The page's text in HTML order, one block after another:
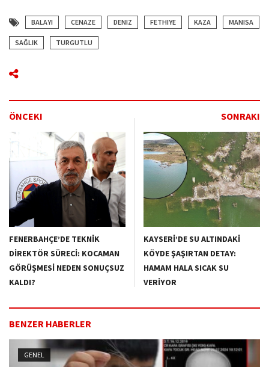
BALAYI CENAZE DENIZ FETHIYE KAZA MANISA
SAĞLIK TURGUTLU
ÖNCEKI SONRAKI
FENERBAHÇE’DE TEKNİK
DİREKTÖR SÜRECİ: KOCAMAN
GÖRÜŞMESİ NEDEN SONUÇSUZ
KALDI?
KAYSERİ’DE SU ALTINDAKİ
KÖYDE ŞAŞIRTAN DETAY:
HAMAM HALA SICAK SU
VERİYOR
BENZER HABERLER
GENEL